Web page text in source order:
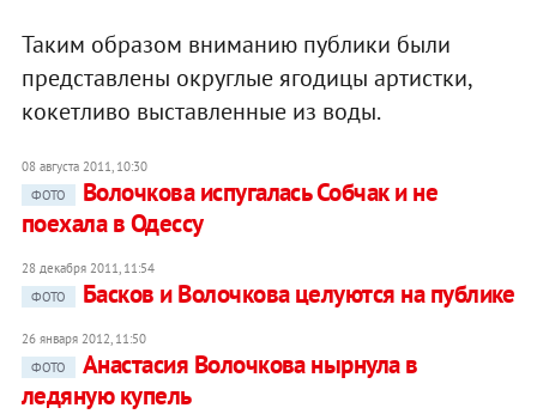
Таким образом вниманию публики были
представлены округлые ягодицы артистки,
кокетливо выставленные из воды.
08 августа 2011, 10:30
ФОТО
Волочкова испугалась Собчак и не
поехала в Одессу
28 декабря 2011, 11:54
ФОТО
Басков и Волочкова целуются на публике
26 января 2012, 11:50
ФОТО
Анастасия Волочкова нырнула в
ледяную купель